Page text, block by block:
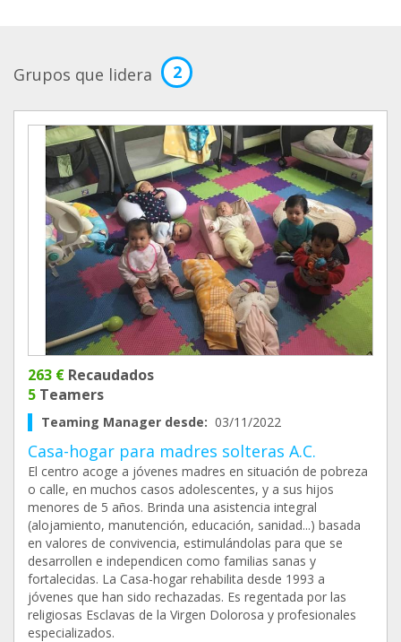
Grupos que lidera 2
263 € Recaudados
5 Teamers
Teaming Manager desde: 03/11/2022
Casa-hogar para madres solteras A.C.
El centro acoge a jóvenes madres en situación de pobreza
o calle, en muchos casos adolescentes, y a sus hijos
menores de 5 años. Brinda una asistencia integral
(alojamiento, manutención, educación, sanidad...) basada
en valores de convivencia, estimulándolas para que se
desarrollen e independicen como familias sanas y
fortalecidas. La Casa-hogar rehabilita desde 1993 a
jóvenes que han sido rechazadas. Es regentada por las
religiosas Esclavas de la Virgen Dolorosa y profesionales
especializados.